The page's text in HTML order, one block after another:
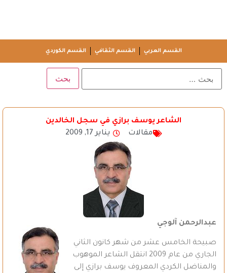
القسم العربي القسم الثقافي القسم الكوردي
الشاعر يوسف برازي في سجل الخالدين
مقالات
يناير 17, 2009
عبدالرحمن آلوجي
صبيحة الخامس عشر من شهر كانون الثاني
الجاري من عام 2009 انتقل الشاعر الموهوب
والمناضل الكردي المعروف يوسف برازي إلى